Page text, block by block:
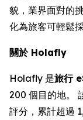
貌，業界面對的
化為旅客可輕鬆
關於 Holafly
Holafly 是旅行
200 個目的地。
評分，累計超過